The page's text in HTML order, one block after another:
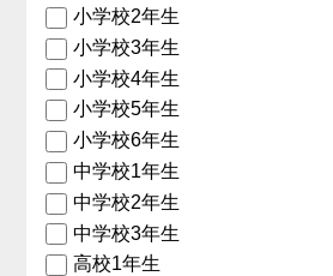
小学校2年生
小学校3年生
小学校4年生
小学校5年生
小学校6年生
中学校1年生
中学校2年生
中学校3年生
高校1年生